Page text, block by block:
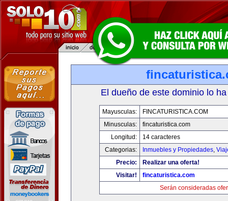
El dueño de este dominio lo
Mayusculas:
FINCATURISTICA.COM
Minusculas:
fincaturistica.com
Longitud:
14 caracteres
Categorias:
Inmuebles y Propiedades,
Precio:
Realizar una oferta!
Visitar!
fincaturistica.com
Serán consideradas